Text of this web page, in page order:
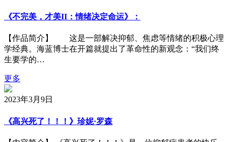
《不完美，才美II：情绪决定命运》：
【作品简介】 这是一部解决抑郁、焦虑等情绪的积极心理
学经典。海蓝博士在开篇就提出了革命性的新观念：“我们终
生要学的…
更多
2023年3月9日
《高兴死了！！！》珍妮·罗森